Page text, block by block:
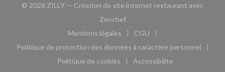
© 2026 ZILLY — Création de site internet restaurant avec
Zenchef((ouvre une nouvelle fenêtre))
Mentions légales
((ouvre une nouvelle fenêtre))
CGU
((ouvre une nouvelle
Politique de protection des données à caractère personnel
((ouvre une nouvelle fenêtre))
Politique de cookies
((ouvre une nouvelle fenêtre))
Accessibilite